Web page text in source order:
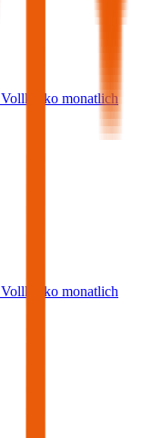
Vollkasko monatlich
Vollkasko monatlich